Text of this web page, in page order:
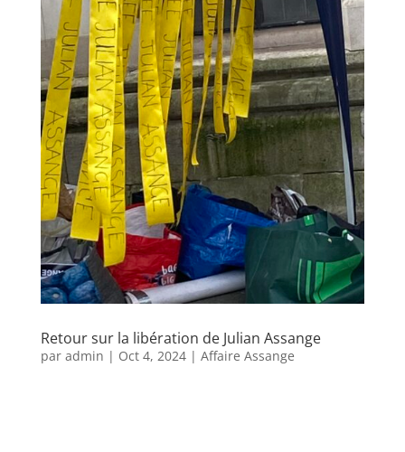
Retour sur la libération de Julian Assange
par admin | Oct 4, 2024| Affaire Assange